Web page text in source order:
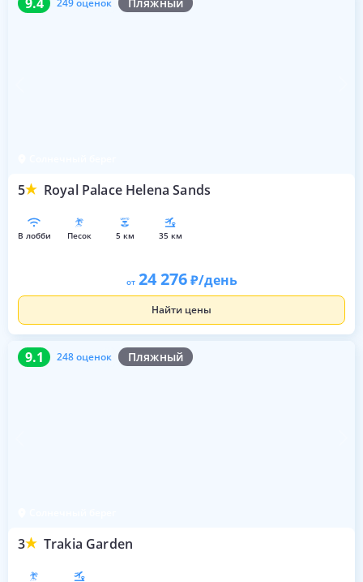
249 оценок Пляжный
5 Royal Palace Helena Sands
в лобби песок 5 км 35 км
от 24 276 /день
Найти цены
9.1 248 оценок Пляжный
3 Trakia Garden
9.1 248 оценок